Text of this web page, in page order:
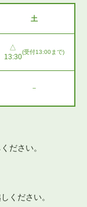
土
△
13:30
(受付13:00まで)
－
ださい。
ください。